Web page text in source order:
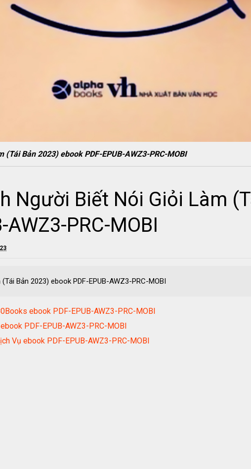
Bản 2023) ebook PDF-EPUB-AWZ3-PRC-MOBI
Người Biết Nói Giỏi Làm
PRC-MOBI
Bản 2023) ebook PDF-EPUB-AWZ3-PRC-MOBI
ebook PDF-EPUB-AWZ3-PRC-MOBI
PDF-EPUB-AWZ3-PRC-MOBI
Vụ ebook PDF-EPUB-AWZ3-PRC-MOBI